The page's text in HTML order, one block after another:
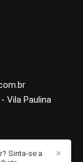
Vila Paulina
✕
Sinta-se a